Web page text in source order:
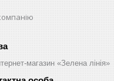
магазин «Зелена лінія»